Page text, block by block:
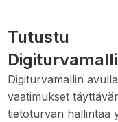
Tutustu
Digiturvamallin
vaatimukset
tietoturvan hallintaa